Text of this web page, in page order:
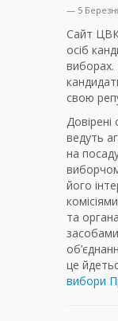
— 5
Сайт
осіб
свою
Довірені
ведуть
на
його
та
це
вибори